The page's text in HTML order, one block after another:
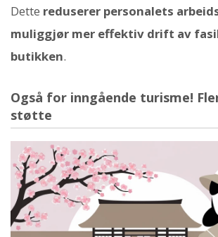
Dette reduserer personalets
muliggjør mer effektiv drift av
butikken.
Også for inngående turisme!
støtte